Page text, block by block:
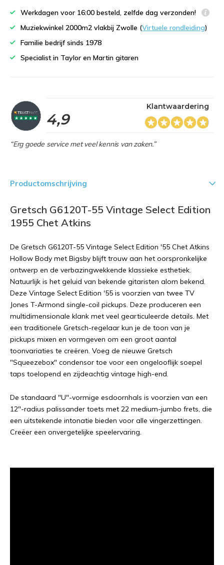
Werkdagen voor 16:00 besteld, zelfde dag verzonden!
Muziekwinkel 2000m2 vlakbij Zwolle (Virtuele rondleiding)
Familie bedrijf sinds 1978
Specialist in Taylor en Martin gitaren
4,9
Klantwaardering
“Erg goede service met veel kennis van zaken.”
Productomschrijving
Gretsch G6120T-55 Vintage Select Edition
1955 Chet Atkins
De Gretsch G6120T-55 Vintage Select Edition '55 Chet Atkins
Hollow Body met Bigsby blijft trouw aan het oorspronkelijke
ontwerp en de verbazingwekkende klassieke esthetiek.
Natuurlijk is het geluid van bekende gitaristen alom bekend.
Deze Vintage Select Edition '55 is voorzien van twee TV
Jones T-Armond single-coil pickups. Deze produceren een
multidimensionale klank met veel gearticuleerde details. Met
een traditionele Gretsch-regelaar kun je de toon van je
pickups mixen en vormgeven om een ​​groot aantal
toonvariaties te creëren. Voeg de nieuwe Gretsch
"Squeezebox" condensor toe voor een ongelooflijk soepel
taps toelopend en zijdeachtig vintage high-end.
De standaard "U"-vormige esdoornhals is voorzien van een
12"-radius palissander toets met 22 medium-jumbo frets, die
een uitstekende intonatie bieden voor alle vingerzettingen.
Creëer een onvergetelijke speelervaring.